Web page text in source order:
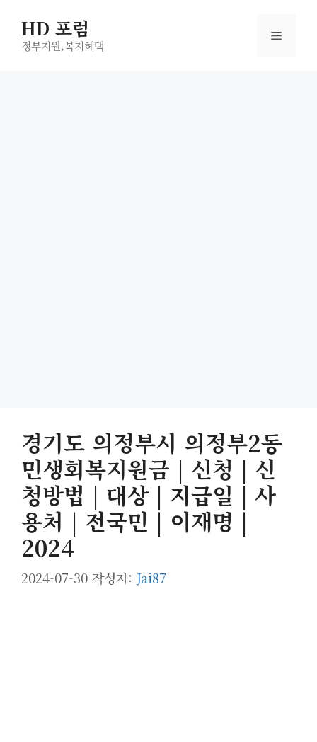
HD 포럼
정부지원,복지헤택
메
경기도 의정부시 의정부2동
민생회복지원금 | 신청 | 신
청방법 | 대상 | 지급일 | 사
용처 | 전국민 | 이재명 |
2024
2024-07-30 작성자: Jai87